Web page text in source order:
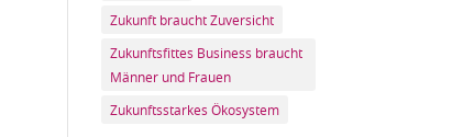
Zukunft braucht Zuversicht
Zukunftsfittes Business braucht
Männer und Frauen
Zukunftsstarkes Ökosystem